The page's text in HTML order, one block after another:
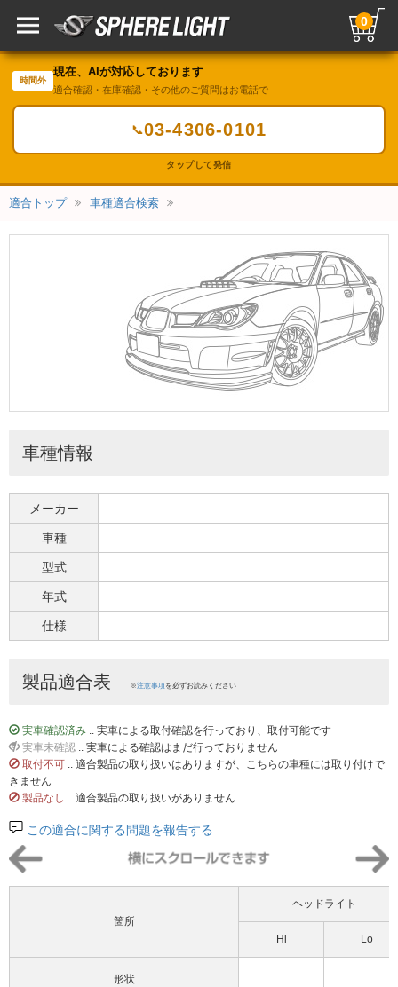
0
時間外
現在、AIが対応しております
適合確認・在庫確認・その他のご質問はお電話で
📞03-4306-0101
タップして発信
適合トップ 車種適合検索
車種情報
メーカー
車種
型式
年式
仕様
製品適合表 ※注意事項を必ずお読みください
実車確認済み .. 実車による取付確認を行っており、取付可能です
実車未確認 .. 実車による確認はまだ行っておりません
取付不可 .. 適合製品の取り扱いはありますが、こちらの車種には取り付けで
きません
製品なし .. 適合製品の取り扱いがありません
この適合に関する問題を報告する
箇所
ヘッドライト
Hi Lo
形状